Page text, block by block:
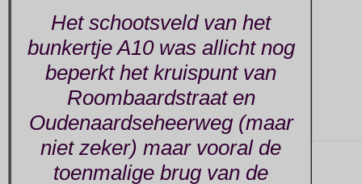
Het schootsveld van het
bunkertje A10 was allicht nog
beperkt het kruispunt van
Roombaardstraat en
Oudenaardseheerweg (maar
niet zeker) maar vooral de
toenmalige brug van de